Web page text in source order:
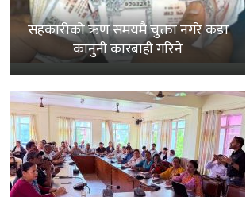
सहकारीको ऋण समयमै चुक्ता नगरे कडा
कानुनी कारबाही गरिने